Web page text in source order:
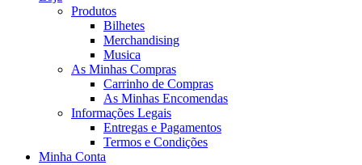
Produtos
Bilhetes
Merchandising
Musica
As Minhas Compras
Carrinho de Compras
As Minhas Encomendas
Informações Legais
Entregas e Pagamentos
Termos e Condições
Minha Conta